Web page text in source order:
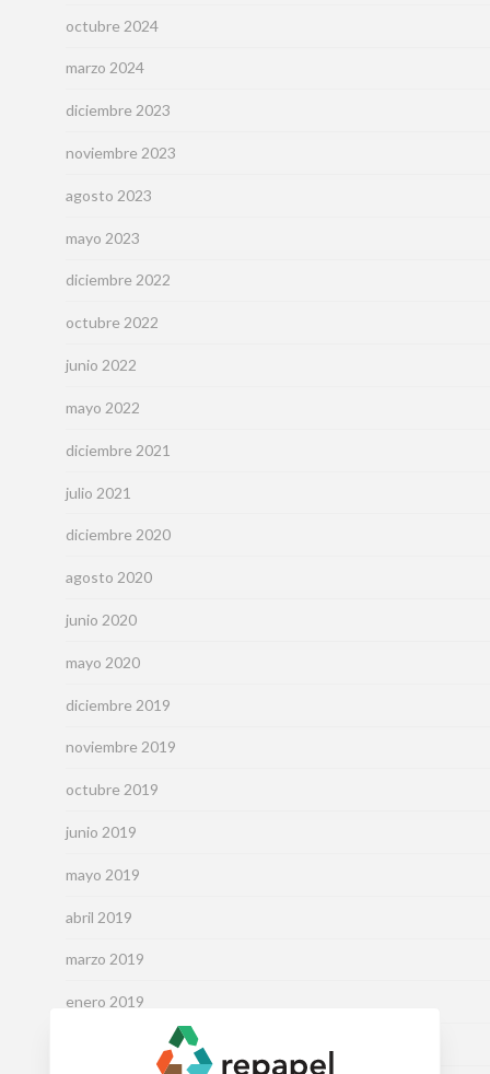
octubre 2024
marzo 2024
diciembre 2023
noviembre 2023
agosto 2023
mayo 2023
diciembre 2022
octubre 2022
junio 2022
mayo 2022
diciembre 2021
julio 2021
diciembre 2020
agosto 2020
junio 2020
mayo 2020
diciembre 2019
noviembre 2019
octubre 2019
junio 2019
mayo 2019
abril 2019
marzo 2019
enero 2019
noviembre 2017